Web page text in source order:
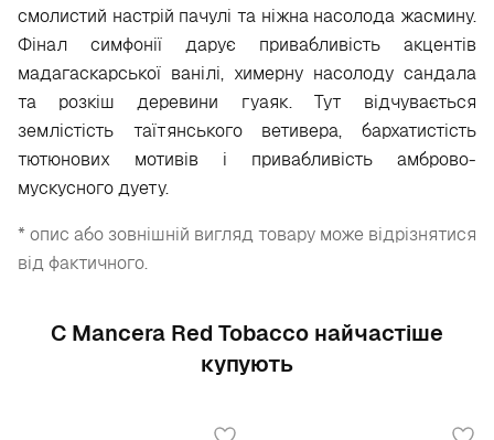
смолистий настрій пачулі та ніжна насолода жасмину.
Фінал симфонії дарує привабливість акцентів
мадагаскарської ванілі, химерну насолоду сандала
та розкіш деревини гуаяк. Тут відчувається
землістість таїтянського ветивера, бархатистість
тютюнових мотивів і привабливість амброво-
мускусного дуету.
* опис або зовнішній вигляд товару може відрізнятися
від фактичного.
С Mancera Red Tobacco найчастіше
купують